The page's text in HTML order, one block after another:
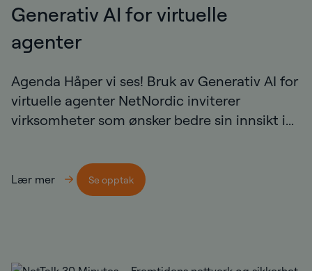
Generativ AI for virtuelle
agenter
Agenda Håper vi ses! Bruk av Generativ AI for
virtuelle agenter NetNordic inviterer
virksomheter som ønsker bedre sin innsikt i...
Lær mer Se opptak